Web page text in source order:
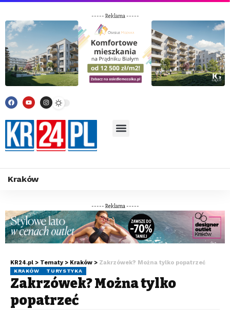
----- Reklama -----
Kraków
----- Reklama -----
KR24.pl > Tematy > Kraków > Zakrzówek? Można tylko popatrzeć
KRAKÓW TURYSTYKA
Zakrzówek? Można tylko
popatrzeć